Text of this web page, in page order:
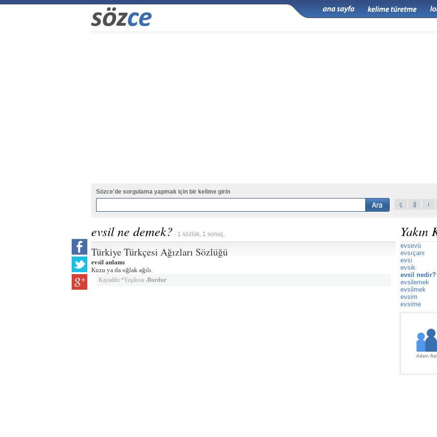
Sözce'de sorgulama yapmak için bir kelime girin
ç
ğ ı
evsil ne demek? - 1 sözlük, 1 sonuç.
Türkiye Türkçesi Ağızları Sözlüğü
evsil anlamı
Kuzu ya da oğlak ağılı.
Kayadibi *Yeşilova -Burdur
Yakın
evsevü
evsıçanı
evsi
evsik
evsil nedir?
evsilemek
evsilmek
evsim
evsime